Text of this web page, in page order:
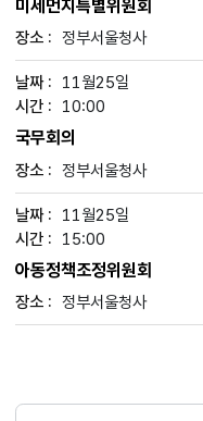
미세먼지특별위원회
정부서울청사
11월25일
10:00
국무회의
정부서울청사
11월25일
15:00
아동정책조정위원회
정부서울청사